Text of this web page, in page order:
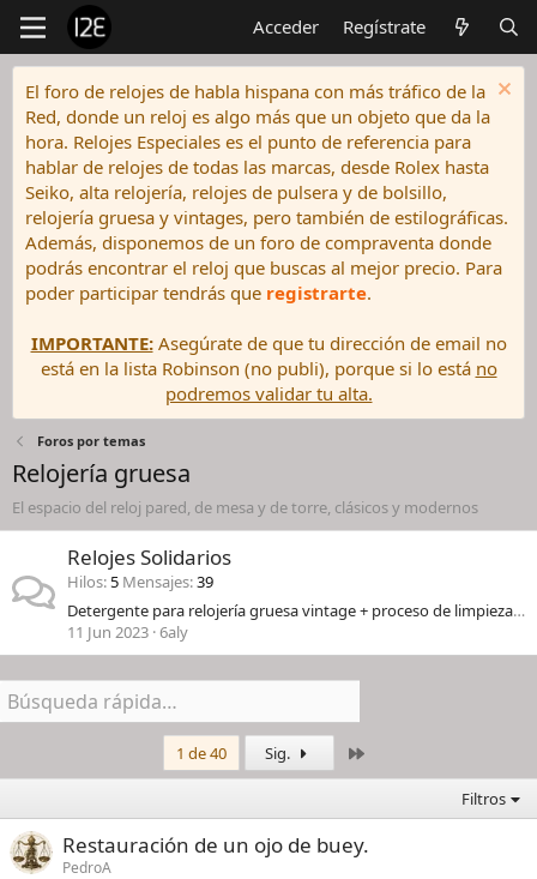
Acceder Regístrate
El foro de relojes de habla hispana con más tráfico de la
Red, donde un reloj es algo más que un objeto que da la
hora. Relojes Especiales es el punto de referencia para
hablar de relojes de todas las marcas, desde Rolex hasta
Seiko, alta relojería, relojes de pulsera y de bolsillo,
relojería gruesa y vintages, pero también de estilográficas.
Además, disponemos de un foro de compraventa donde
podrás encontrar el reloj que buscas al mejor precio. Para
poder participar tendrás que registrarte.
IMPORTANTE:Asegúrate de que tu dirección de email no
está en la lista Robinson (no publi), porque si lo está no
podremos validar tu alta.
Foros por temas
Relojería gruesa
El espacio del reloj pared, de mesa y de torre, clásicos y modernos
Relojes Solidarios
Hilos 5 Mensajes 39
Detergente para relojería gruesa vintage + proceso de limpieza y ajuste.
11 Jun 2023 6aly
1 de 40 Sig.
Filtros
Restauración de un ojo de buey.
PedroA